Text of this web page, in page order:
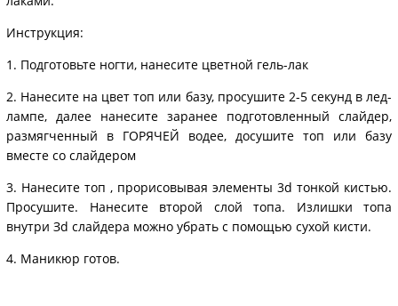
Инструкция:
1. Подготовьте ногти, нанесите цветной гель-лак
2. Нанесите на цвет топ или базу, просушите 2-5 секунд в лед-
лампе, далее нанесите заранее подготовленный слайдер,
размягченный в ГОРЯЧЕЙ водее, досушите топ или базу
вместе со слайдером
3. Нанесите топ , прорисовывая элементы 3d тонкой кистью.
Просушите. Нанесите второй слой топа. Излишки топа
внутри Зd слайдера можно убрать с помощью сухой кисти.
4. Маникюр готов.